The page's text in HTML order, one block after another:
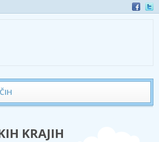
KRAJIH